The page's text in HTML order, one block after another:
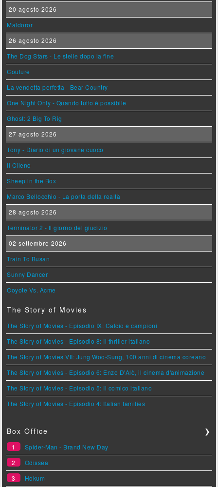
20 agosto 2026
Maldoror
26 agosto 2026
The Dog Stars - Le stelle dopo la fine
Couture
La vendetta perfetta - Bear Country
One Night Only - Quando tutto è possibile
Ghost: 2 Big To Rig
27 agosto 2026
Tony - Diario di un giovane cuoco
Il Cileno
Sheep in the Box
Marco Bellocchio - La porta della realtà
28 agosto 2026
Terminator 2 - Il giorno del giudizio
02 settembre 2026
Train To Busan
Sunny Dancer
Coyote Vs. Acme
The Story of Movies
The Story of Movies - Episodio IX: Calcio e campioni
The Story of Movies - Episodio 8: Il thriller italiano
The Story of Movies VII: Jung Woo-Sung, 100 anni di cinema coreano
The Story of Movies - Episodio 6: Enzo D'Alò, il cinema d'animazione
The Story of Movies - Episodio 5: Il comico italiano
The Story of Movies - Episodio 4: Italian families
Box Office ❯
1
Spider-Man - Brand New Day
2
Odissea
3
Hokum